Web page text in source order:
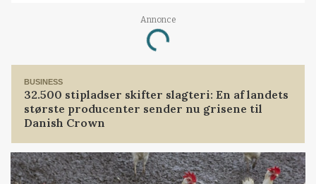
Annonce
Loading...
BUSINESS
32.500 stipladser skifter slagteri: En af landets
største producenter sender nu grisene til
Danish Crown